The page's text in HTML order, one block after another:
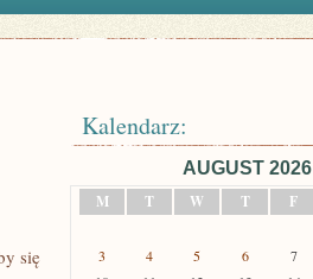
się
Kalendarz:
AUGUST 2026
M
T W T F
3
4 5 6 7